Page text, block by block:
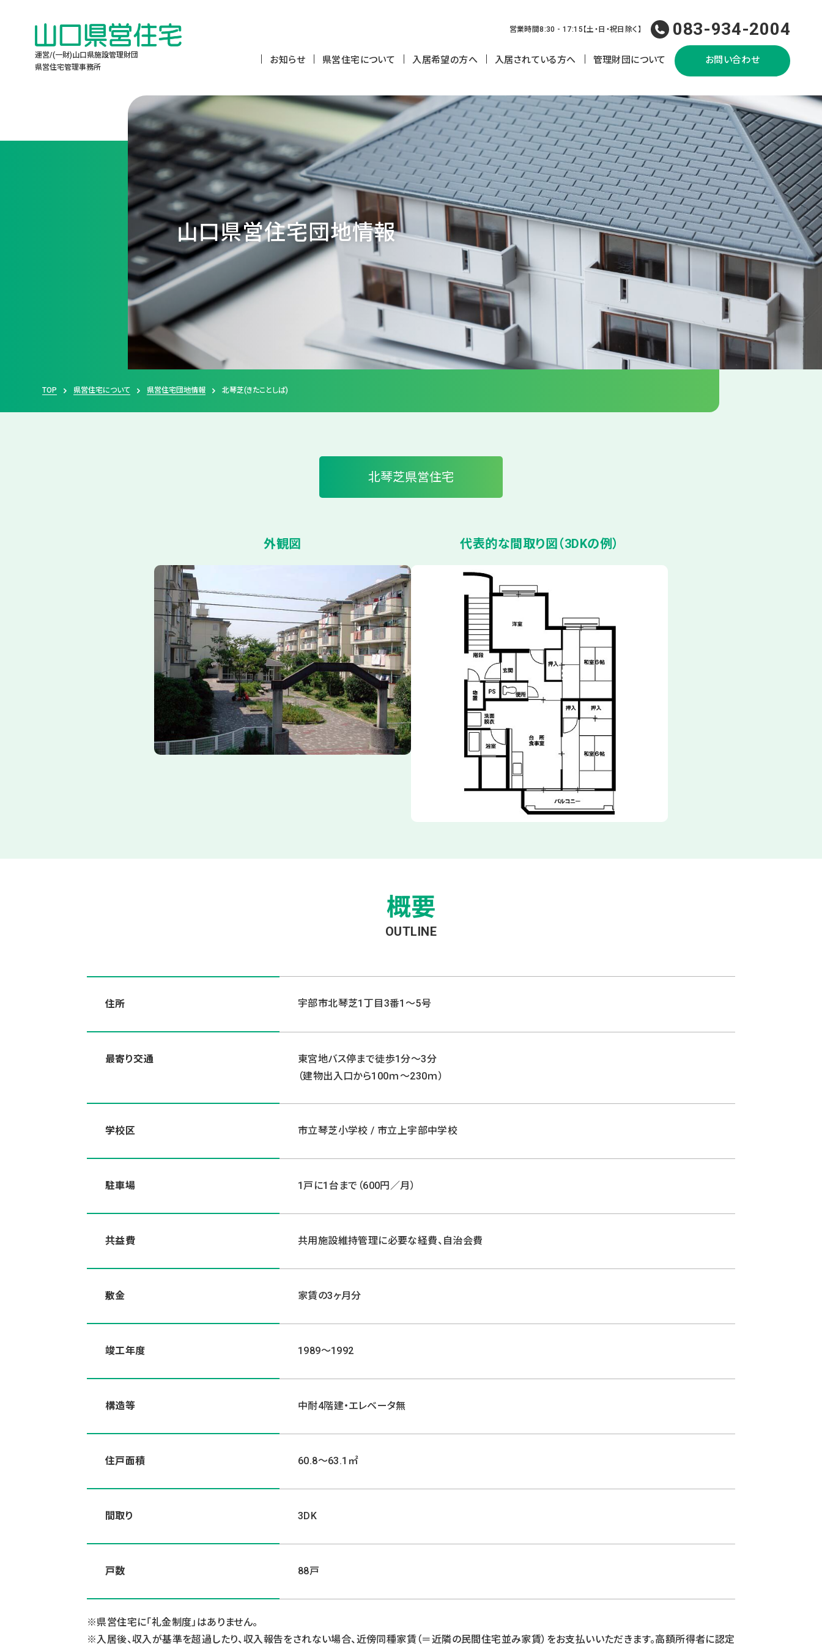
運営/(一財)山口県施設管理財団
県営住宅管理事務所
営業時間8:30 - 17:15 【土・日・祝日除く】 083-934-2004
お知らせ 県営住宅について 入居希望の方へ
入居者の募集
申込み資格等
家賃・敷金
入居申込書・入居募集の取扱
い
郵送受付
入居されている方へ
入居者のしおり
入居から退去まで
快適な暮らしのために
申請・届出書類一覧
管理財団について
組織＆事業概要
情報公開
お問い合わせ
山口県営住宅 団地情報
TOP 県営住宅について 県営住宅団地情報 北琴芝(きたことしば)
北琴芝県営住宅
外観図 代表的な間取り図（3DKの例）
概要
OUTLINE
住所 宇部市北琴芝1丁目3番1～5号
最寄り交通
東宮地バス停まで徒歩1分～3分
（建物出入口から100ｍ～230ｍ）
学校区 市立琴芝小学校 / 市立上宇部中学校
駐車場 1戸に1台まで（600円／月）
共益費 共用施設維持管理に必要な経費、自治会費
敷金 家賃の3ヶ月分
竣工年度 1989～1992
構造等 中耐4階建・エレベータ無
住戸面積 60.8～63.1㎡
間取り 3DK
戸数 88戸
県営住宅に「礼金制度」はありません。
入居後、収入が基準を超過したり、収入報告をされない場合、近傍同種家賃（＝近隣の民間住宅並み家賃）をお支払いいただきます。高額所得者に認定